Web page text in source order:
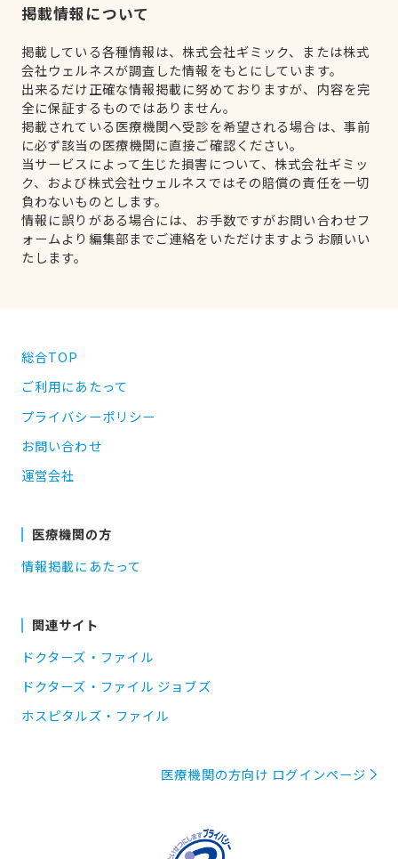
掲載情報について
掲載している各種情報は、株式会社ギミック、または株式
会社ウェルネスが調査した情報をもとにしています。
出来るだけ正確な情報掲載に努めておりますが、内容を完
全に保証するものではありません。
掲載されている医療機関へ受診を希望される場合は、事前
に必ず該当の医療機関に直接ご確認ください。
当サービスによって生じた損害について、株式会社ギミッ
ク、および株式会社ウェルネスではその賠償の責任を一切
負わないものとします。
情報に誤りがある場合には、お手数ですがお問い合わせフ
ォームより編集部までご連絡をいただけますようお願いい
たします。
総合TOP
ご利用にあたって
プライバシーポリシー
お問い合わせ
運営会社
医療機関の方
情報掲載にあたって
関連サイト
ドクターズ・ファイル
ドクターズ・ファイル ジョブズ
ホスピタルズ・ファイル
医療機関の方向け ログインページ